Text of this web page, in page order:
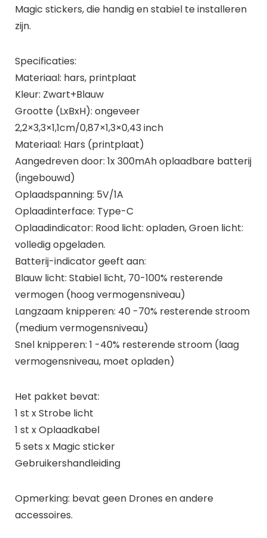
Magic stickers, die handig en stabiel te installeren
zijn.
Specificaties:
Materiaal: hars, printplaat
Kleur: Zwart+Blauw
Grootte (LxBxH): ongeveer
2,2×3,3×1,1cm/0,87×1,3×0,43 inch
Materiaal: Hars (printplaat)
Aangedreven door: 1x 300mAh oplaadbare batterij
(ingebouwd)
Oplaadspanning: 5V/1A
Oplaadinterface: Type-C
Oplaadindicator: Rood licht: opladen, Groen licht:
volledig opgeladen.
Batterij-indicator geeft aan:
Blauw licht: Stabiel licht, 70-100% resterende
vermogen (hoog vermogensniveau)
Langzaam knipperen: 40 -70% resterende stroom
(medium vermogensniveau)
Snel knipperen: 1 -40% resterende stroom (laag
vermogensniveau, moet opladen)
Het pakket bevat:
1 st x Strobe licht
1 st x Oplaadkabel
5 sets x Magic sticker
Gebruikershandleiding
Opmerking: bevat geen Drones en andere
accessoires.